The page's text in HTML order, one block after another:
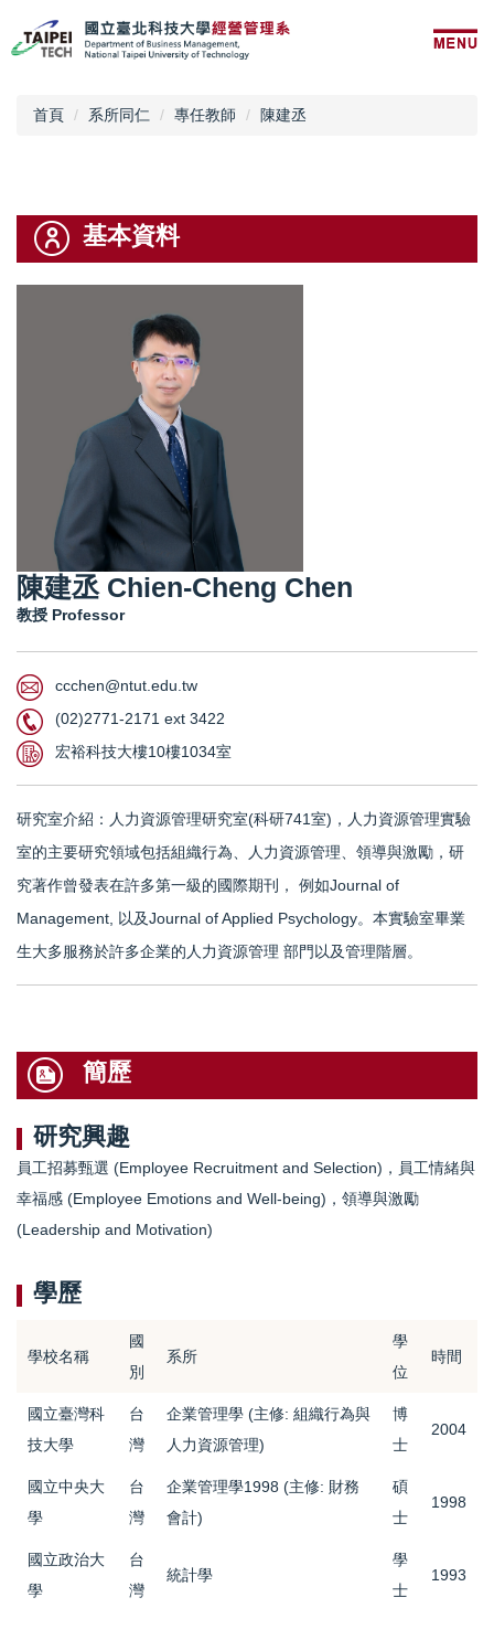
到
主
首頁 系所同仁 專任教師 陳建丞
基本資料
陳建丞 Chien-Cheng Chen
教授 Professor
ccchen@ntut.edu.tw
(02)2771-2171 ext 3422
宏裕科技大樓10樓1034室
研究室介紹：人力資源管理研究室(科研741室)，人力資源管理實驗
室的主要研究領域包括組織行為、人力資源管理、領導與激勵，研
究著作曾發表在許多第一級的國際期刊， 例如Journal of
Management, 以及Journal of Applied Psychology。本實驗室畢業
生大多服務於許多企業的人力資源管理 部門以及管理階層。
簡歷
研究興趣
員工招募甄選 (Employee Recruitment and Selection)，員工情緒與
幸福感 (Employee Emotions and Well-being)，領導與激勵
(Leadership and Motivation)
學歷
學校名稱
國
別
系所
學
位
時間
國立臺灣科
技大學
台
灣
企業管理學 (主修: 組織行為與
人力資源管理)
博
士
2004
國立中央大
學
台
灣
企業管理學1998 (主修: 財務
會計)
碩
士
1998
國立政治大
學
台
灣
統計學
學
士
1993